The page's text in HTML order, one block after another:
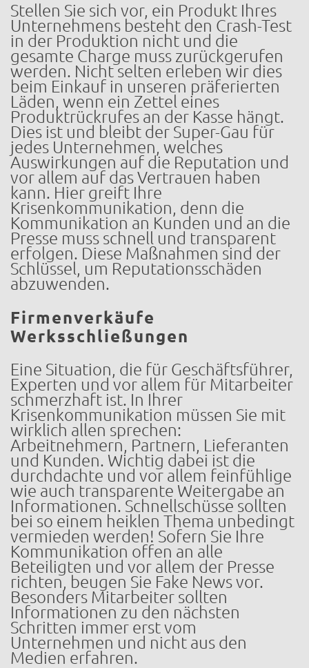
Stellen Sie sich vor, ein Produkt Ihres
Unternehmens besteht den Crash-Test
in der Produktion nicht und die
gesamte Charge muss zurückgerufen
werden. Nicht selten erleben wir dies
beim Einkauf in unseren präferierten
Läden, wenn ein Zettel eines
Produktrückrufes an der Kasse hängt.
Dies ist und bleibt der Super-Gau für
jedes Unternehmen, welches
Auswirkungen auf die Reputation und
vor allem auf das Vertrauen haben
kann. Hier greift Ihre
Krisenkommunikation, denn die
Kommunikation an Kunden und an die
Presse muss schnell und transparent
erfolgen. Diese Maßnahmen sind der
Schlüssel, um Reputationsschäden
abzuwenden.
Firmenverkäufe
Werksschließungen
Eine Situation, die für Geschäftsführer,
Experten und vor allem für Mitarbeiter
schmerzhaft ist. In Ihrer
Krisenkommunikation müssen Sie mit
wirklich allen sprechen:
Arbeitnehmern, Partnern, Lieferanten
und Kunden. Wichtig dabei ist die
durchdachte und vor allem feinfühlige
wie auch transparente Weitergabe an
Informationen. Schnellschüsse sollten
bei so einem heiklen Thema unbedingt
vermieden werden! Sofern Sie Ihre
Kommunikation offen an alle
Beteiligten und vor allem der Presse
richten, beugen Sie Fake News vor.
Besonders Mitarbeiter sollten
Informationen zu den nächsten
Schritten immer erst vom
Unternehmen und nicht aus den
Medien erfahren.